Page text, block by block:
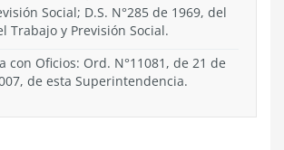
Social; D.S. N°285 de 1969, del
Trabajo y Previsión Social.
con Oficios: Ord. N°11081, de 21 de
de esta Superintendencia.